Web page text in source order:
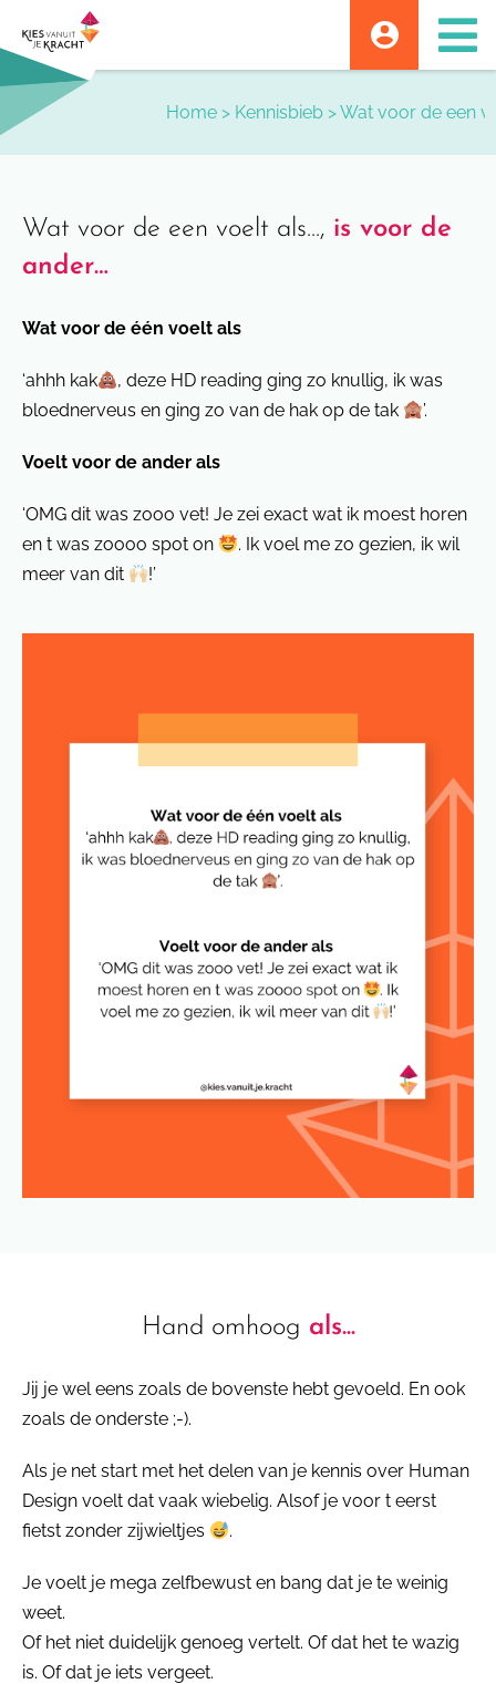
to
content
Home > Kennisbieb >Wat voor de een
Wat voor de een voelt als..., is voor de
ander…
Wat voor de één voelt als
‘ahhh kak
, deze HD reading ging zo knullig, ik was
bloednerveus en ging zo van de hak op de tak
’.
Voelt voor de ander als
‘OMG dit was zooo vet! Je zei exact wat ik moest horen
en t was zoooo spot on
. Ik voel me zo gezien, ik wil
meer van dit
!’
Hand omhoog als...
Jij je wel eens zoals de bovenste hebt gevoeld. En ook
zoals de onderste ;-).
Als je net start met het delen van je kennis over Human
Design voelt dat vaak wiebelig. Alsof je voor t eerst
fietst zonder zijwieltjes
.
Je voelt je mega zelfbewust en bang dat je te weinig
weet.
Of het niet duidelijk genoeg vertelt. Of dat het te wazig
is. Of dat je iets vergeet.